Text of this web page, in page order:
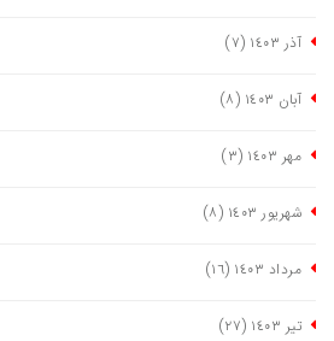
آذر ١٤٠٣ (٧)
آبان ١٤٠٣ (٨)
مهر ١٤٠٣ (٣)
شهریور ١٤٠٣ (٨)
مرداد ١٤٠٣ (١٦)
تیر ١٤٠٣ (٢٧)